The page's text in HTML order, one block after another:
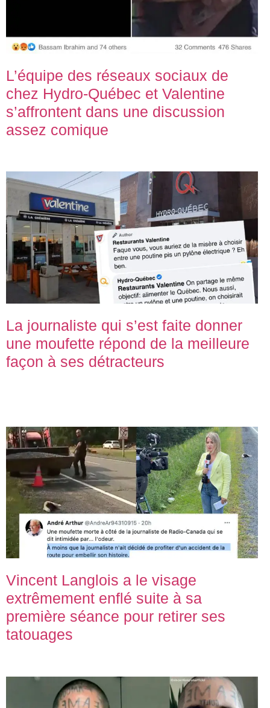
L’équipe des réseaux sociaux de
chez Hydro-Québec et Valentine
s’affrontent dans une discussion
assez comique
La journaliste qui s’est faite donner
une moufette répond de la meilleure
façon à ses détracteurs
Vincent Langlois a le visage
extrêmement enflé suite à sa
première séance pour retirer ses
tatouages